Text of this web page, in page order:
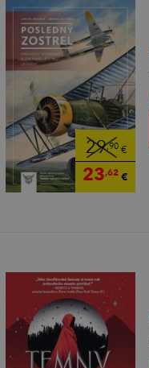
29,90€
23,62€